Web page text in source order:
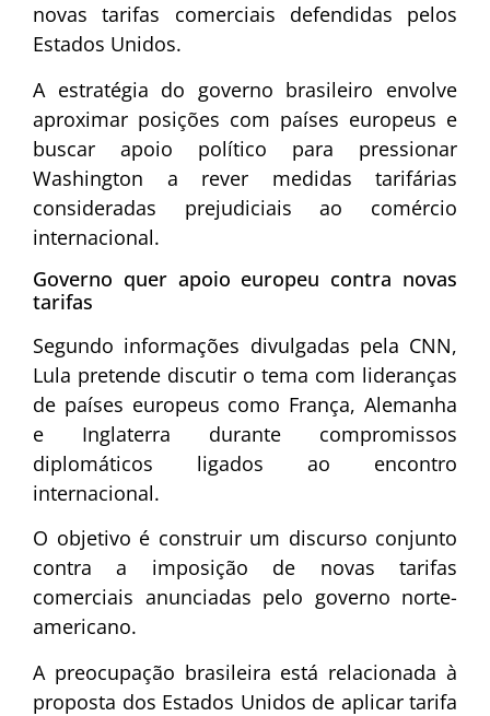
novas tarifas comerciais defendidas pelos
Estados Unidos.
A estratégia do governo brasileiro envolve
aproximar posições com países europeus e
buscar apoio político para pressionar
Washington a rever medidas tarifárias
consideradas prejudiciais ao comércio
internacional.
Governo quer apoio europeu contra novas
tarifas
Segundo informações divulgadas pela CNN,
Lula pretende discutir o tema com lideranças
de países europeus como França, Alemanha
e Inglaterra durante compromissos
diplomáticos ligados ao encontro
internacional.
O objetivo é construir um discurso conjunto
contra a imposição de novas tarifas
comerciais anunciadas pelo governo norte-
americano.
A preocupação brasileira está relacionada à
proposta dos Estados Unidos de aplicar tarifa